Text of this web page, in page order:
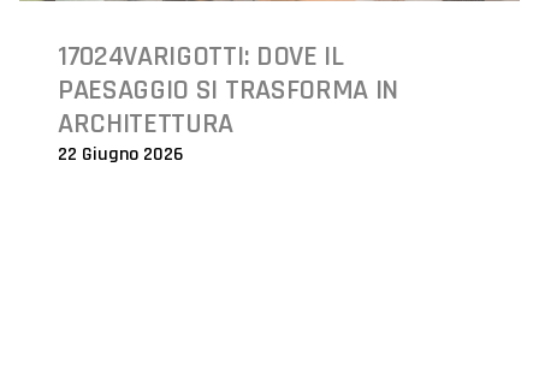
17024VARIGOTTI: DOVE IL
PAESAGGIO SI TRASFORMA IN
ARCHITETTURA
22 Giugno 2026